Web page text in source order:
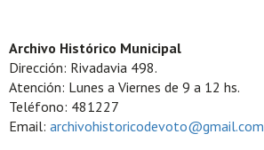
Archivo Histórico Municipal
Dirección: Rivadavia 498.
Atención: Lunes a Viernes de 9 a 12 hs.
Teléfono: 481227
Email: archivohistoricodevoto@gmail.com